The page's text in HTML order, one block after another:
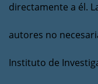
directamente a él.
autores no
Instituto de